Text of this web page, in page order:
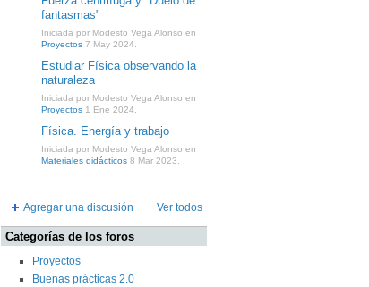
fantasmas"
Iniciada por Modesto Vega Alonso en
Proyectos 7 May 2024.
Estudiar Física observando la
naturaleza
Iniciada por Modesto Vega Alonso en
Proyectos 1 Ene 2024.
Física. Energía y trabajo
Iniciada por Modesto Vega Alonso en
Materiales didácticos 8 Mar 2023.
Agregar una discusión Ver todos
Categorías de los foros
Proyectos
Buenas prácticas 2.0